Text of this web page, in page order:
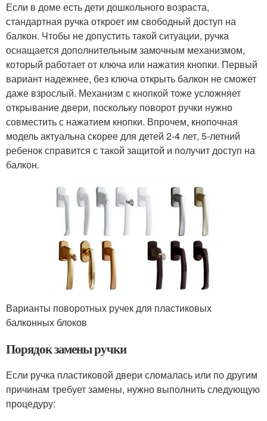
Если в доме есть дети дошкольного возраста,
стандартная ручка откроет им свободный доступ на
балкон. Чтобы не допустить такой ситуации, ручка
оснащается дополнительным замочным механизмом,
который работает от ключа или нажатия кнопки. Первый
вариант надежнее, без ключа открыть балкон не сможет
даже взрослый. Механизм с кнопкой тоже усложняет
открывание двери, поскольку поворот ручки нужно
совместить с нажатием кнопки. Впрочем, кнопочная
модель актуальна скорее для детей 2-4 лет, 5-летний
ребенок справится с такой защитой и получит доступ на
балкон.
Варианты поворотных ручек для пластиковых
балконных блоков
Порядок замены ручки
Если ручка пластиковой двери сломалась или по другим
причинам требует замены, нужно выполнить следующую
процедуру: